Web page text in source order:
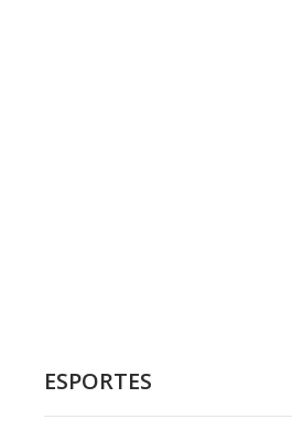
ESPORTES